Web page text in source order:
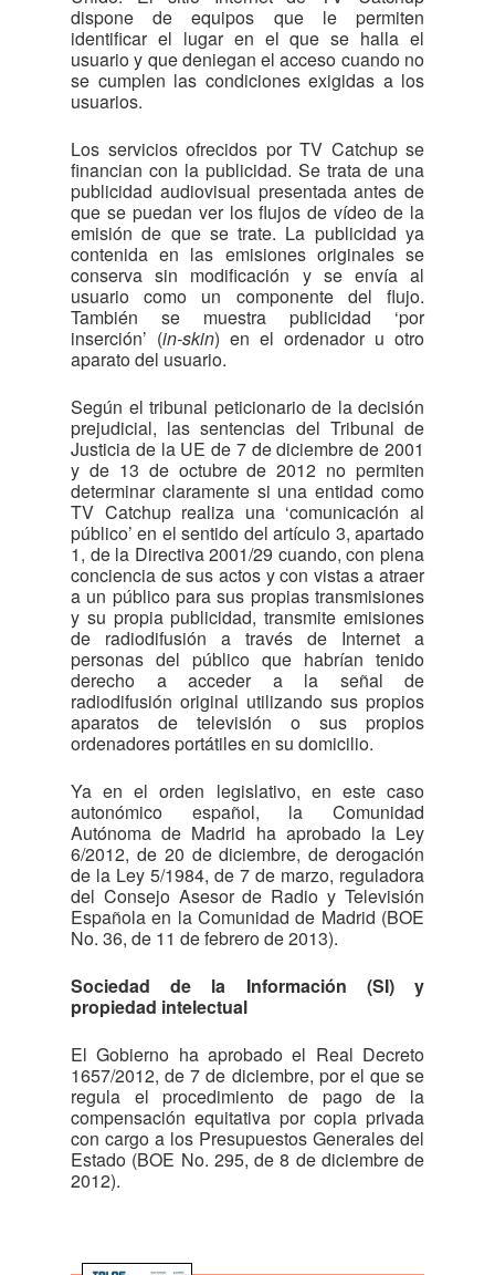
dispone de equipos que le permiten
identificar el lugar en el que se halla el
usuario y que deniegan el acceso cuando no
se cumplen las condiciones exigidas a los
usuarios.
Los servicios ofrecidos por TV Catchup se
financian con la publicidad. Se trata de una
publicidad audiovisual presentada antes de
que se puedan ver los flujos de vídeo de la
emisión de que se trate. La publicidad ya
contenida en las emisiones originales se
conserva sin modificación y se envía al
usuario como un componente del flujo.
También se muestra publicidad ‘por
inserción’ (in-skin) en el ordenador u otro
aparato del usuario.
Según el tribunal peticionario de la decisión
prejudicial, las sentencias del Tribunal de
Justicia de la UE de 7 de diciembre de 2001
y de 13 de octubre de 2012 no permiten
determinar claramente si una entidad como
TV Catchup realiza una ‘comunicación al
público’ en el sentido del artículo 3, apartado
1, de la Directiva 2001/29 cuando, con plena
conciencia de sus actos y con vistas a atraer
a un público para sus propias transmisiones
y su propia publicidad, transmite emisiones
de radiodifusión a través de Internet a
personas del público que habrían tenido
derecho a acceder a la señal de
radiodifusión original utilizando sus propios
aparatos de televisión o sus propios
ordenadores portátiles en su domicilio.
Ya en el orden legislativo, en este caso
autonómico español, la Comunidad
Autónoma de Madrid ha aprobado la Ley
6/2012, de 20 de diciembre, de derogación
de la Ley 5/1984, de 7 de marzo, reguladora
del Consejo Asesor de Radio y Televisión
Española en la Comunidad de Madrid (BOE
No. 36, de 11 de febrero de 2013).
Sociedad de la Información (SI) y
propiedad intelectual
El Gobierno ha aprobado el Real Decreto
1657/2012, de 7 de diciembre, por el que se
regula el procedimiento de pago de la
compensación equitativa por copia privada
con cargo a los Presupuestos Generales del
Estado (BOE No. 295, de 8 de diciembre de
2012).